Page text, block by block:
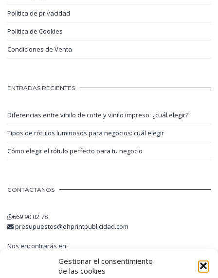
Gestionar el consentimiento
de las cookies
Política de privacidad
Política de Cookies
Condiciones de Venta
ENTRADAS RECIENTES
Diferencias entre vinilo de corte y vinilo impreso: ¿cuál elegir?
Tipos de rótulos luminosos para negocios: cuál elegir
Cómo elegir el rótulo perfecto para tu negocio
CONTÁCTANOS
669 90 02 78
presupuestos@ohprintpublicidad.com
Nos encontrarás en:
08740 Sant Andreu de la Barca